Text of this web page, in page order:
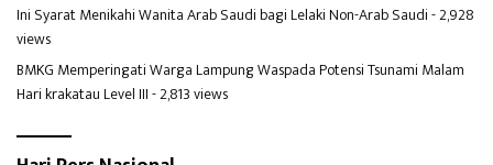
Ini Syarat Menikahi Wanita Arab Saudi bagi Lelaki Non-Arab Saudi- 2,928
views
BMKG Memperingati Warga Lampung Waspada Potensi Tsunami Malam
Hari krakatau Level III- 2,813 views